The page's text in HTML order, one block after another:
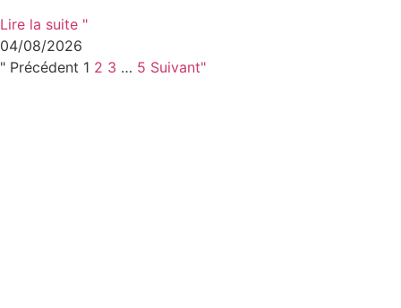
Lire la suite "
04/08/2026
" Précédent 1 2 3 … 5 Suivant"